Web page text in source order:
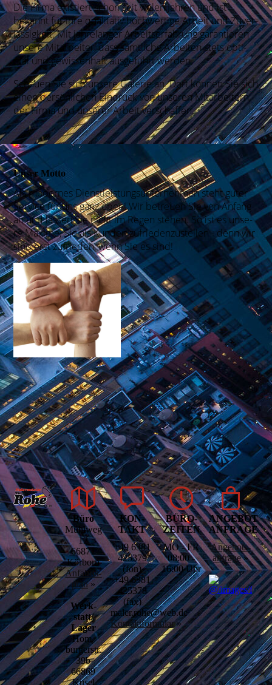
Die Fir­ma exis­tiert schon seit vielen Jah­ren und ist
bekannt für ihre quali­tativ hoch­wer­tige Ar­beit und Zu­ver­
lässig­keit. Mit jahre­langer Arbeits­erfah­rung garan­tieren
unse­re Mitar­bei­ter, dass sämt­liche Arbei­ten stets opti­
mal und gewissen­haft ausge­führt wer­den.
Schauen Sie sich unsere Gale­rie an. Dort kön­nen Sie sich
einen persön­lichen Ein­druck von unse­ren Mit­arbei­tern,
der Firma und unse­rer Arbeit ver­schaffen.
Unser Motto
Als moder­nes Dienst­leistungs­unter­nehmen steht guter
Ser­vice für uns ganz oben! Wir betreuen Sie von An­fang
an und lassen Sie nicht im Re­gen stehen. So ist es unse­
re Max­ime, Sie als Kun­den zu­frieden­zu­stellen - denn wir
sind erst zu­frieden, wenn Sie es sind!
Büro
Mühlweg
12
66871
Körborn
Anfahrts­
plan»
Werk­­
statt/
Lager
Hom­­
burgerstr.
39b
66869
Kusel
KON­
TAKT
+49 6381
425379
(fon)
+49 6381
425378
(fax)
maler.rohe@web.de
Kontaktformular»
BÜRO­
ZEITEN
MO - FR
08:00 -
16:00 Uhr
ANGEBOTS­
ANFRAGE
Angebots­
anfrage»